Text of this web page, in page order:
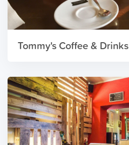
Tommy's Coffee & Drinks